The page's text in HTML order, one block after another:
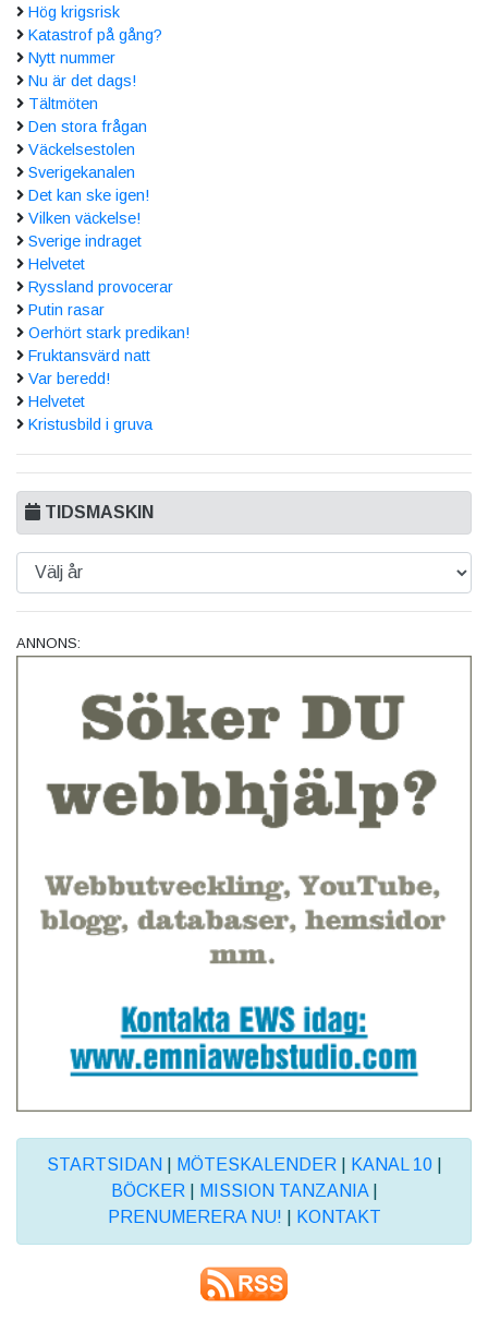
Hög krigsrisk
Katastrof på gång?
Nytt nummer
Nu är det dags!
Tältmöten
Den stora frågan
Väckelsestolen
Sverigekanalen
Det kan ske igen!
Vilken väckelse!
Sverige indraget
Helvetet
Ryssland provocerar
Putin rasar
Oerhört stark predikan!
Fruktansvärd natt
Var beredd!
Helvetet
Kristusbild i gruva
TIDSMASKIN
ANNONS:
STARTSIDAN MÖTESKALENDER KANAL 10|
BÖCKER
MISSION TANZANIA|
PRENUMERERA NU!
KONTAKT